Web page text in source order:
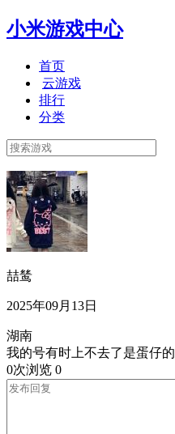
小米游戏中心
首页
云游戏
排行
分类
喆鸶
2025年09月13日
湖南
我的号有时上不去了是蛋仔的
0次浏览 0